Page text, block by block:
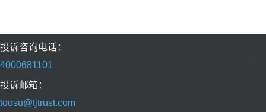
投诉咨询电话：
4000681101
投诉邮箱：
tousu@tjtrust.com